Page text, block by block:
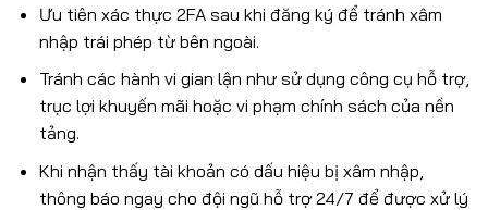
Ưu tiên xác thực 2FA sau khi đăng ký để tránh xâm
nhập trái phép từ bên ngoài.
Tránh các hành vi gian lận như sử dụng công cụ hỗ trợ,
trục lợi khuyến mãi hoặc vi phạm chính sách của nền
tảng.
Khi nhận thấy tài khoản có dấu hiệu bị xâm nhập,
thông báo ngay cho đội ngũ hỗ trợ 24/7 để được xử lý